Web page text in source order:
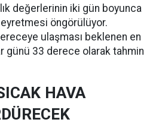
değerlerinin iki gün boyunca
öngörülüyor.
ulaşması beklenen en
günü 33 derece olarak tahmin
HAVA